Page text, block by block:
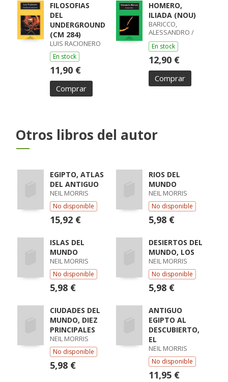
FILOSOFIAS
DEL
UNDERGROUND
(CM 284)
LUIS RACIONERO
En stock
11,90 €
Comprar
HOMERO,
ILIADA (NOU)
BARICCO,
ALESSANDRO /
ALESSANDRO
BARICCO
En stock
12,90 €
Comprar
Otros libros del autor
EGIPTO, ATLAS
DEL ANTIGUO
NEIL MORRIS
No disponible
15,92 €
RIOS DEL
MUNDO
NEIL MORRIS
No disponible
5,98 €
ISLAS DEL
MUNDO
NEIL MORRIS
No disponible
5,98 €
DESIERTOS DEL
MUNDO, LOS
NEIL MORRIS
No disponible
5,98 €
CIUDADES DEL
MUNDO, DIEZ
PRINCIPALES
NEIL MORRIS
No disponible
5,98 €
ANTIGUO
EGIPTO AL
DESCUBIERTO,
EL
NEIL MORRIS
No disponible
11,95 €